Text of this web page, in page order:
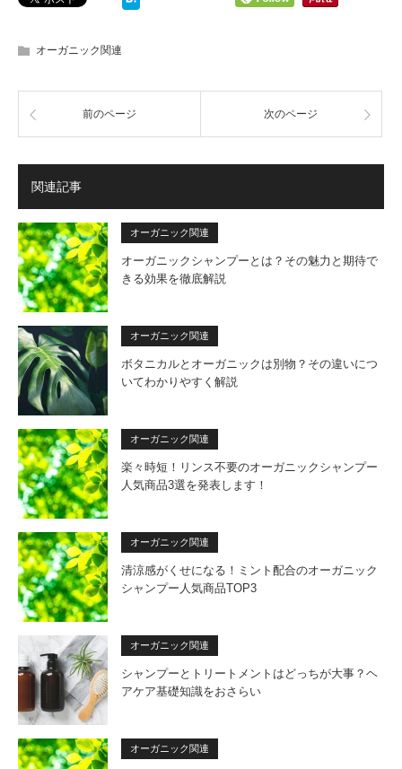
オーガニック関連
前のページ 次のページ
関連記事
オーガニック関連
オーガニックシャンプーとは？その魅力と期待で
きる効果を徹底解説
オーガニック関連
ボタニカルとオーガニックは別物？その違いにつ
いてわかりやすく解説
オーガニック関連
楽々時短！リンス不要のオーガニックシャンプー
人気商品3選を発表します！
オーガニック関連
清涼感がくせになる！ミント配合のオーガニック
シャンプー人気商品TOP3
オーガニック関連
シャンプーとトリートメントはどっちが大事？ヘ
アケア基礎知識をおさらい
オーガニック関連